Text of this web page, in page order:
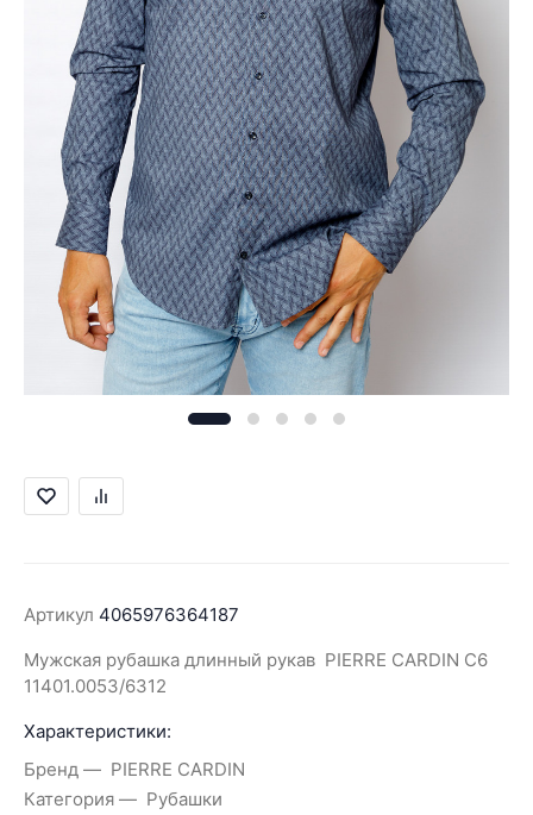
Артикул 4065976364187
Мужская рубашка длинный рукав PIERRE CARDIN C6
11401.0053/6312
Характеристики:
Бренд
PIERRE CARDIN
Категория
Рубашки